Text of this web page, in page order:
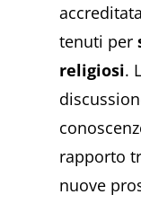
tenuti per
religiosi.
rapporto
nuove